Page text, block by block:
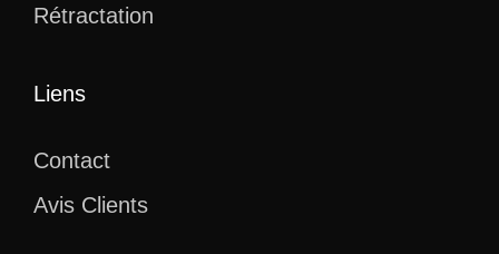
Rétractation
Liens
Contact
Avis Clients